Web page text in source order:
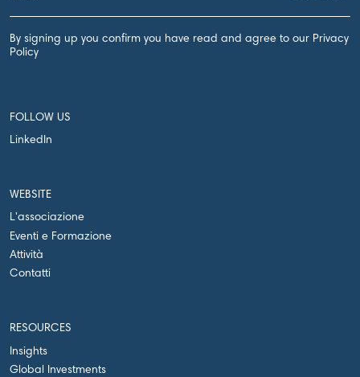
By signing up you confirm you have read and agree to our Privacy
Policy
FOLLOW US
LinkedIn
WEBSITE
L'associazione
Eventi e Formazione
Attività
Contatti
RESOURCES
Insights
Global Investments